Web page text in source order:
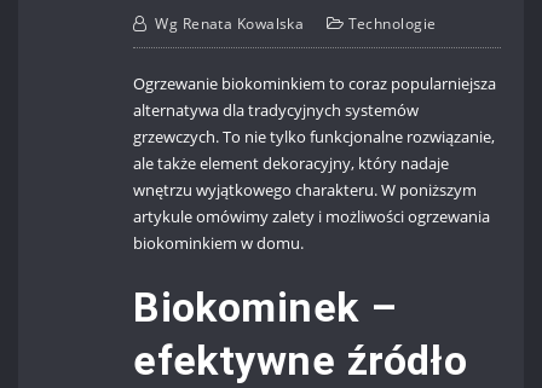
Wg Renata Kowalska Technologie
Ogrzewanie biokominkiem to coraz popularniejsza
alternatywa dla tradycyjnych systemów
grzewczych. To nie tylko funkcjonalne rozwiązanie,
ale także element dekoracyjny, który nadaje
wnętrzu wyjątkowego charakteru. W poniższym
artykule omówimy zalety i możliwości ogrzewania
biokominkiem w domu.
Biokominek –
efektywne źródło